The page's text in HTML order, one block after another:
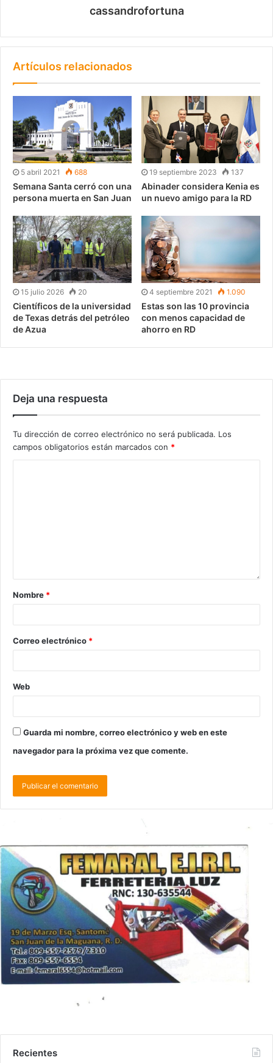
cassandrofortuna
Artículos relacionados
5 abril 2021 688
Semana Santa cerró con una
persona muerta en San Juan
19 septiembre 2023 137
Abinader considera Kenia es
un nuevo amigo para la RD
15 julio 2026 20
Científicos de la universidad
de Texas detrás del petróleo
de Azua
4 septiembre 2021 1.090
Estas son las 10 provincia
con menos capacidad de
ahorro en RD
Deja una respuesta
Tu dirección de correo electrónico no será publicada. Los
campos obligatorios están marcados con *
Nombre *
Correo electrónico *
Web
Guarda mi nombre, correo electrónico y web en este
navegador para la próxima vez que comente.
Recientes